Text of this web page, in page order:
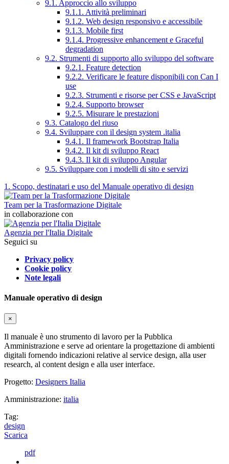
9.1. Approccio allo sviluppo
9.1.1. Attività preliminari
9.1.2. Web design responsivo e accessibile
9.1.3. Mobile first
9.1.4. Progressive enhancement e Graceful
degradation
9.2. Strumenti di supporto allo sviluppo del software
9.2.1. Feature detection
9.2.2. Verificare le feature disponibili con Can I
use
9.2.3. Strumenti e risorse per CSS e JavaScript
9.2.4. Supporto browser
9.2.5. Misurare le prestazioni
9.3. Catalogo del riuso
9.4. Sviluppare con il design system .italia
9.4.1. Il framework Bootstrap Italia
9.4.2. Il kit di sviluppo React
9.4.3. Il kit di sviluppo Angular
9.5. Sviluppare con i modelli di sito e servizi
1. Scopo, destinatari e uso del Manuale operativo di design
Team per la Trasformazione Digitale
in collaborazione con
Agenzia per l'Italia Digitale
Seguici su
Privacy policy
Cookie policy
Note legali
Manuale operativo di design
×
Il manuale è uno strumento di lavoro per la Pubblica
Amministrazione e serve ad orientare la progettazione di ambienti
digitali fornendo indicazioni relative al service design, alla user
research, al content design e alla user interface.
Progetto: Designers Italia
Amministrazione: italia
Tag:
design
Scarica
pdf